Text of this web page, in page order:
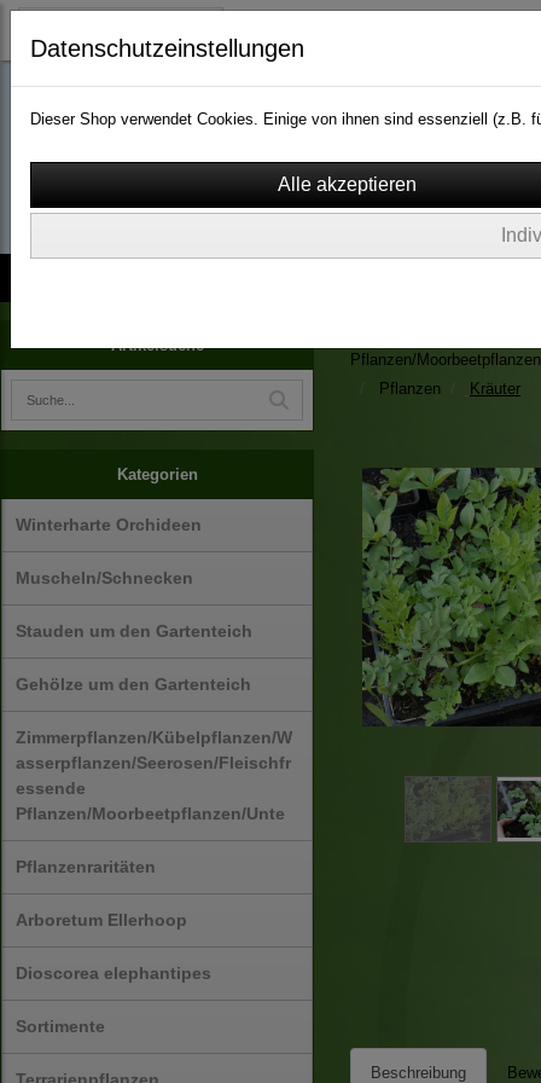
wassergarten-
Artikelsuche
Kategorien
Winterharte Orchideen
Muscheln/Schnecken
Stauden um den Gartenteich
Gehölze um den Gartenteich
Zimmerpflanzen/Kübelpflanzen/W
asserpflanzen/Seerosen/Fleischfr
essende
Pflanzen/Moorbeetpflanzen/Unte
Pflanzenraritäten
Arboretum Ellerhoop
Dioscorea elephantipes
Sortimente
Pflanzen/
Pflanzen
Kräuter
Beschreibung
Datenschutzeinstellungen
Dieser Shop verwendet Cookies. Einige von ihnen sind essenziell (z.B.